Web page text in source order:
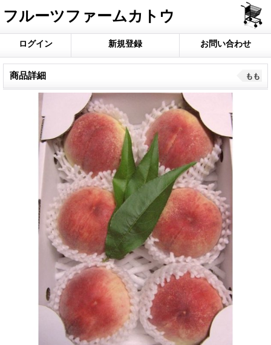
フルーツファームカトウ
ログイン 新規登録 お問い合わせ
商品詳細 もも